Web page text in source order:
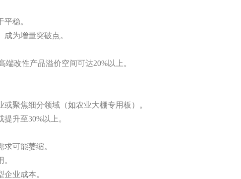
稳。
为增量突破点。
端改性产品溢价空间可达20%以上。
聚焦细分领域（如农业大棚专用板）。
提升至30%以上。
可能萎缩。
业成本。